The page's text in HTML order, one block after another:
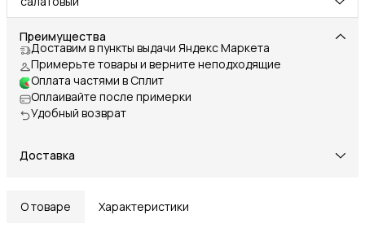
Преимущества
Доставим в пункты выдачи Яндекс Маркета
Примерьте товары и верните неподходящие
Оплата частями в Сплит
Оплаивайте после примерки
Удобный возврат
Доставка
О товаре Характеристики